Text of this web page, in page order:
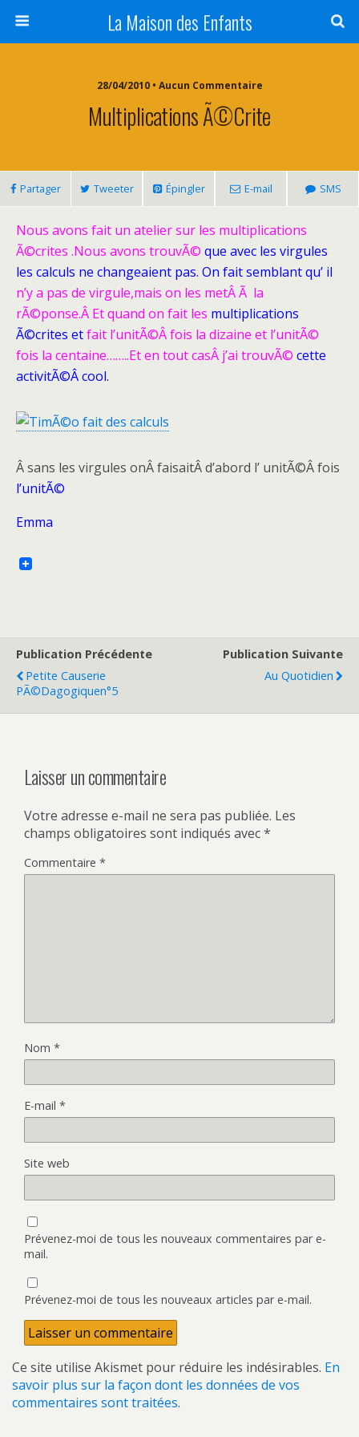
La Maison des Enfants
28/04/2010 • Aucun Commentaire
Multiplications Ã©crite
Partager Tweeter Épingler E-mail SMS
Nous avons fait un atelier sur les multiplications
Ã©crites .Nous avons trouvÃ© que avec les virgules
les calculs ne changeaient pas. On fait semblant qu’ il
n’y a pas de virgule,mais on les metÂ Ã la
rÃ©ponse.Â Et quand on fait les multiplications
Ã©crites etfait l’unitÃ©Â fois la dizaine et l’unitÃ©
fois la centaine……..Et en tout casÂ j’ai trouvÃ© cette
activitÃ©Â cool.
Â sans les virgules onÂ faisaitÂ d’abord l’ unitÃ©Â fois
l’unitÃ©
Emma
Publication Précédente
Petite Causerie
PÃ©dagogiquen°5
Publication Suivante
Au Quotidien
Laisser un commentaire
Votre adresse e-mail ne sera pas publiée. Les
champs obligatoires sont indiqués avec*
Commentaire *
Nom *
E-mail *
Site web
Prévenez-moi de tous les nouveaux commentaires par e-
mail.
Prévenez-moi de tous les nouveaux articles par e-mail.
Ce site utilise Akismet pour réduire les indésirables. En
savoir plus sur la façon dont les données de vos
commentaires sont traitées.